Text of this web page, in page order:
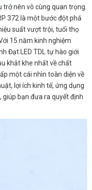
trở nên vô cùng quan trọng.
372 là một bước đột phá
suất vượt trội, tuổi thọ
15 năm kinh nghiệm
Đạt LED TDL tự hào giới
khắt khe nhất về chất
một cái nhìn toàn diện về
lợi ích kinh tế, ứng dụng
bạn đưa ra quyết định